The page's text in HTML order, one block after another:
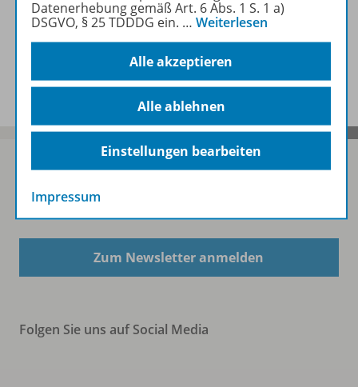
Weitere Inhalte der Ausgabe
Sofort profitieren
Zum Newsletter anmelden
Folgen Sie uns auf Social Media
Datenerhebung gemäß Art. 6 Abs. 1 S. 1 a)
DSGVO, § 25 TDDDG ein. … Weiterlesen
Alle akzeptieren
Alle ablehnen
Einstellungen bearbeiten
Impressum